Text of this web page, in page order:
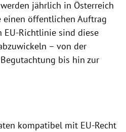
jährlich in Österreich
einen öffentlichen Auftrag
EU-Richtlinie sind diese
– von der
bis hin zur
kompatibel mit EU-Recht